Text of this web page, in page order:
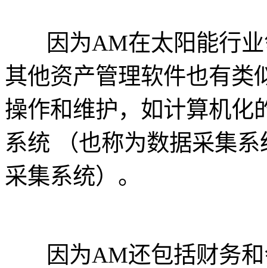
因为AM在太阳能行
其他资产管理软件也有类
操作和维护，如计算机化
系统 （也称为数据采集
采集系统）。
因为AM还包括财务